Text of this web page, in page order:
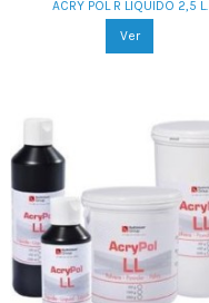
ACRY POL R LIQUIDO 2,5 L.
Ver